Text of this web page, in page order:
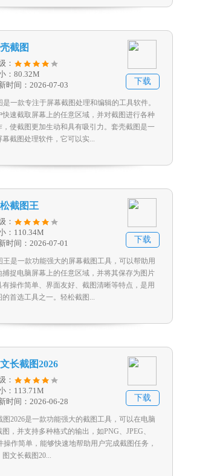
截图
：
：80.32M
时间：2026-07-03
下载
是一款专注于屏幕截图处理和编辑的工具软件。
快速截取屏幕上的任意区域，并对截图进行各种
，使截图更加生动和具有吸引力。套壳截图是一
截图处理软件，它可以实...
截图王
：
：110.34M
时间：2026-07-01
下载
王是一款功能强大的屏幕截图工具，可以帮助用
捕捉电脑屏幕上的任意区域，并将其保存为图片
操作简单、界面友好、截图清晰等特点，是用
的首选工具之一。轻松截图...
长截图2026
：
：113.71M
时间：2026-06-28
下载
图2026是一款功能强大的截图工具，可以在电脑
，并支持多种格式的输出，如PNG、JPEG、
操作简单，能够快速地帮助用户完成截图任务，
文长截图20...